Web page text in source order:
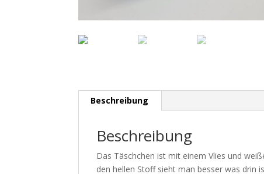
Beschreibung
Beschreibung
Das Täschchen ist mit einem Vlies und
den hellen Stoff sieht man besser was drin